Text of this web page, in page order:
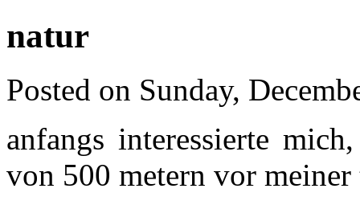
natur
Posted on Sunday,
anfangs interessierte
von 500 metern vor